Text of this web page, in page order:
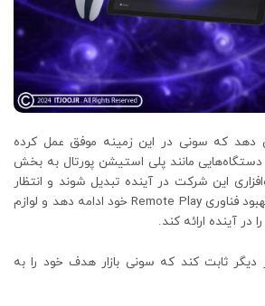
دهد که سونی در این زمینه موفق عمل کرده
مانند پلی استیشن پورتال به بخش
این شرکت در آینده تبدیل شوند و انتظار
داریم سونی همچنان به بهبود فناوری Remote Play خود ادامه دهد و لوازم
در آینده ارائه کند.
ثابت کند که سونی بازار هدف خود را به